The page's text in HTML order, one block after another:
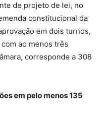
de projeto de lei, no
constitucional da
em dois turnos,
ao menos três
corresponde a 308
em pelo menos 135